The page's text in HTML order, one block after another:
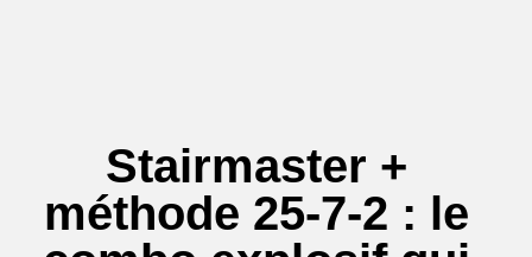
Stairmaster +
méthode 25-7-2 : le